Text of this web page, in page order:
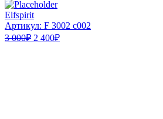
Elfspirit
Артикул: F 3002 c002
3 000₽ 2 400₽